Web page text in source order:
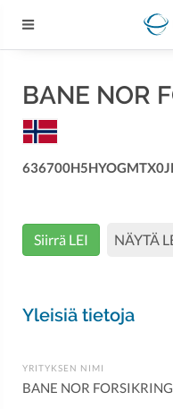
BANE NOR
Siirrä LEI NÄYTÄ
Yleisiä tietoja
YRITYKSEN NIMI
BANE NOR